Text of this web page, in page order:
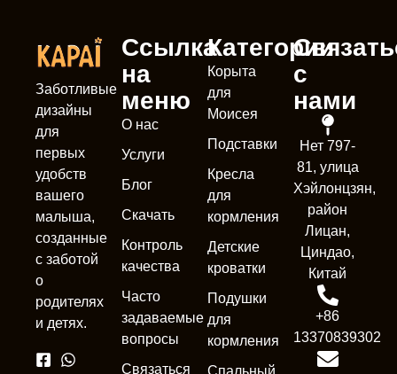
Заботливые
дизайны
для
первых
удобств
вашего
малыша,
созданные
с заботой
о
родителях
и детях.
Ссылка
на
меню
О нас
Услуги
Блог
Скачать
Контроль
качества
Часто
задаваемые
вопросы
Связаться
Категории
Корыта
для
Моисея
Подставки
Кресла
для
кормления
Детские
кроватки
Подушки
для
кормления
Спальный
с
нами
Нет 797-
81, улица
Хэйлонцзян,
район
Лицан,
Циндао,
Китай
+86
13370839302